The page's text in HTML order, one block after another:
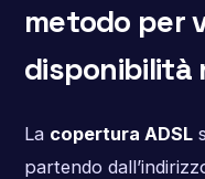
metodo per
disponibilità
La copertura ADSL
partendo